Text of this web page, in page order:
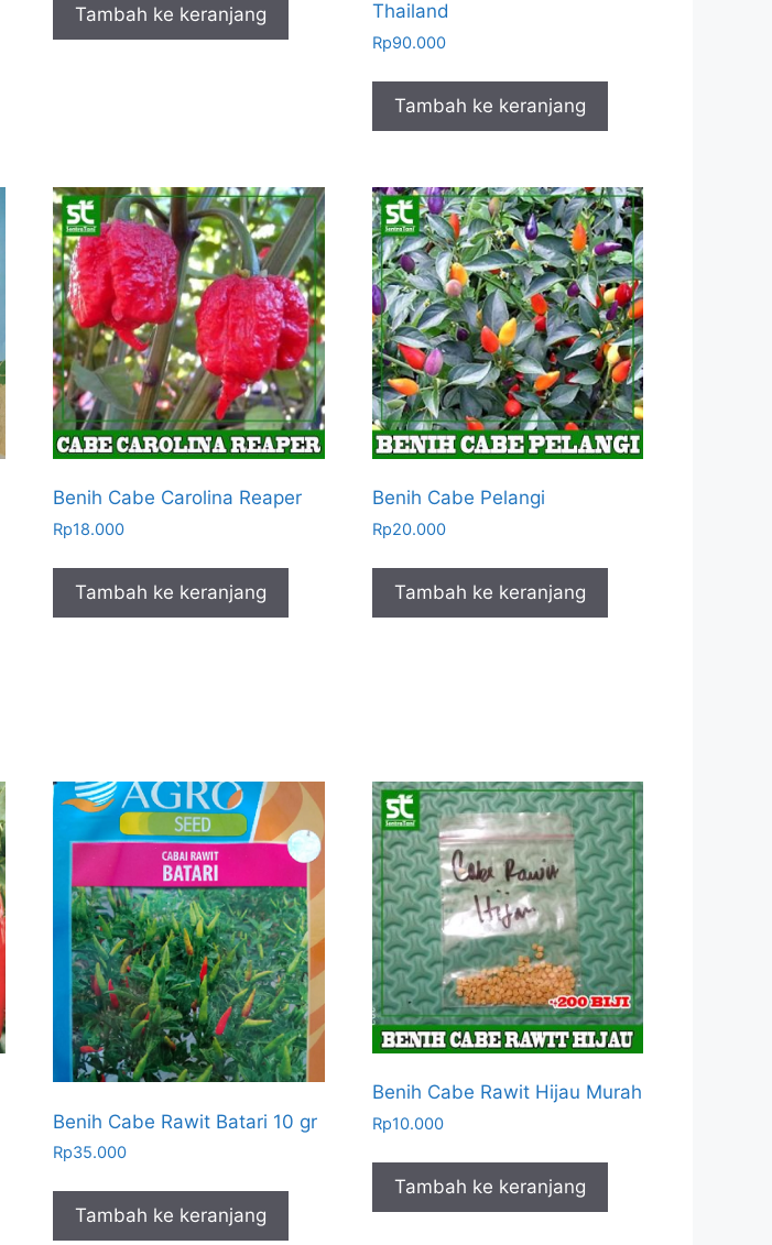
Tambah ke keranjang
Thailand
Rp90.000
Tambah ke keranjang
Benih Cabe Carolina Reaper
Rp18.000
Tambah ke keranjang
Benih Cabe Pelangi
Rp20.000
Tambah ke keranjang
Benih Cabe Rawit Batari 10 gr
Rp35.000
Tambah ke keranjang
Benih Cabe Rawit Hijau Murah
Rp10.000
Tambah ke keranjang